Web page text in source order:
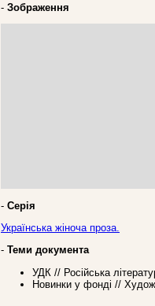
- Зображення
- Серія
Українська жіноча проза.
- Теми документа
УДК // Російська
Новинки у фонді //